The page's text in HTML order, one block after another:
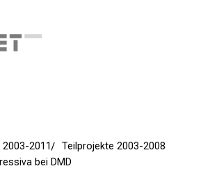
2011
Teilprojekte 2003-2008
bei DMD